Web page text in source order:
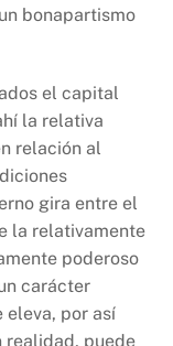
bonapartismo
el capital
la relativa
relación al
gira entre el
la relativamente
poderoso
carácter
por así
realidad, puede